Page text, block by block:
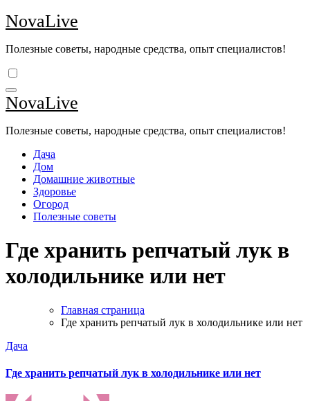
Перейти
к
NovaLive
Полезные советы, народные средства, опыт специалистов!
NovaLive
Полезные советы, народные средства, опыт специалистов!
Дача
Дом
Домашние животные
Здоровье
Огород
Полезные советы
Где хранить репчатый лук в
холодильнике или нет
Главная страница
Где хранить репчатый лук в холодильнике или нет
Дача
Где хранить репчатый лук в холодильнике или нет